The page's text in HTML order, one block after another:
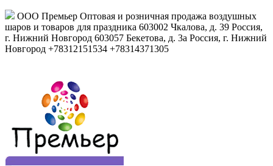
ООО Премьер Оптовая и розничная продажа воздушных
шаров и товаров для праздника 603002 Чкалова, д. 39 Россия,
г. Нижний Новгород 603057 Бекетова, д. 3а Россия, г. Нижний
Новгород +78312151534 +78314371305